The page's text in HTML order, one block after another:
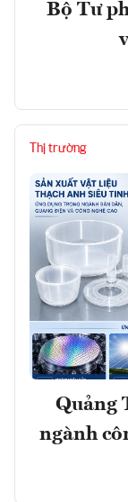
Bộ Tư
Thị trường
Quảng
ngành